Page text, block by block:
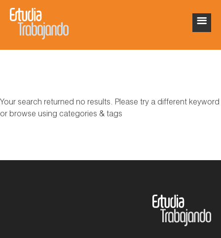
Your search returned no results. Please try a different keyword
or browse using categories & tags